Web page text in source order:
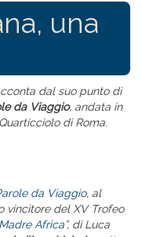
una
dal suo punto di
da Viaggio, andata in
di Roma.
da Viaggio, al
vincitore del XV Trofeo
Africa”, di Luca